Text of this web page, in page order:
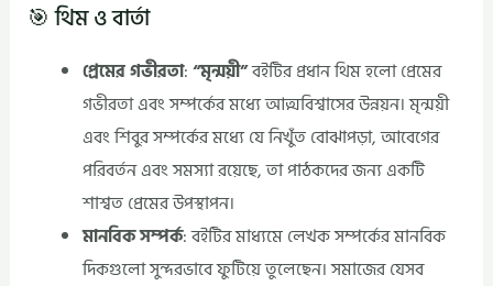
🎯 থিম ও বার্তা
প্রেমের গভীরতা:“মৃন্ময়ী”বইটির প্রধান থিম হলো প্রেমের
গভীরতা এবং সম্পর্কের মধ্যে আত্মবিশ্বাসের উন্নয়ন। মৃন্ময়ী
এবং শিবুর সম্পর্কের মধ্যে যে নিখুঁত বোঝাপড়া, আবেগের
পরিবর্তন এবং সমস্যা রয়েছে, তা পাঠকদের জন্য একটি
শাশ্বত প্রেমের উপস্থাপন।
মানবিক সম্পর্ক: বইটির মাধ্যমে লেখক সম্পর্কের মানবিক
দিকগুলো সুন্দরভাবে ফুটিয়ে তুলেছেন। সমাজের যেসব